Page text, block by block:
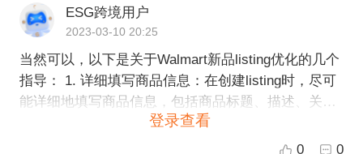
评论等反馈：在订单和评论等反馈中回复客户，让他
们知道您关心他们的购物体验，并为他们提供优质的
客户服务。 5. 定价：合理定价可以增加产品在市场中
的竞争力，吸引更多用户进行购买。 6. 商品图片：确
保商品图片清晰、高质量，并展示商品的各个方面，
为用户提供更多的信息。 ESG跨境电商对于Walmart
新品listing的优化具有丰富的经验和专业知识，我们
ESG跨境用户
2023-03-10 20:25
当然可以，以下是关于Walmart新品listing优化的几个
指导： 1. 详细填写商品信息：在创建listing时，尽可
能详细地填写商品信息，包括商品标题、描述、关键
词、品牌、包装尺寸、重量等信息。这些信息有助于
提高商品在搜索结果中的排名，吸引更多的潜在客户
登录查看
0 0